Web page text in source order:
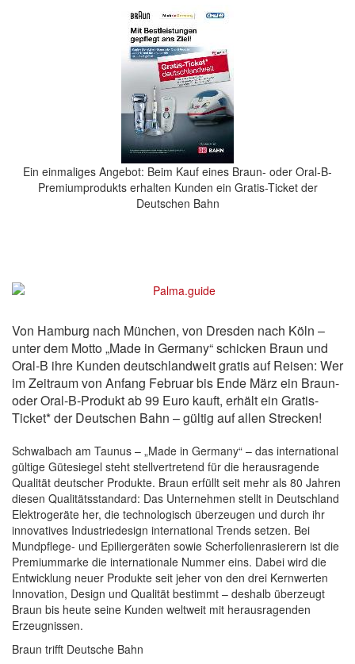
Ein einmaliges Angebot: Beim Kauf eines Braun- oder Oral-B-
Premiumprodukts erhalten Kunden ein Gratis-Ticket der
Deutschen Bahn
Von Hamburg nach München, von Dresden nach Köln –
unter dem Motto „Made in Germany“ schicken Braun und
Oral-B ihre Kunden deutschlandweit gratis auf Reisen: Wer
im Zeitraum von Anfang Februar bis Ende März ein Braun-
oder Oral-B-Produkt ab 99 Euro kauft, erhält ein Gratis-
Ticket* der Deutschen Bahn – gültig auf allen Strecken!
Schwalbach am Taunus – „Made in Germany“ – das international
gültige Gütesiegel steht stellvertretend für die herausragende
Qualität deutscher Produkte. Braun erfüllt seit mehr als 80 Jahren
diesen Qualitätsstandard: Das Unternehmen stellt in Deutschland
Elektrogeräte her, die technologisch überzeugen und durch ihr
innovatives Industriedesign international Trends setzen. Bei
Mundpflege- und Epiliergeräten sowie Scherfolienrasierern ist die
Premiummarke die internationale Nummer eins. Dabei wird die
Entwicklung neuer Produkte seit jeher von den drei Kernwerten
Innovation, Design und Qualität bestimmt – deshalb überzeugt
Braun bis heute seine Kunden weltweit mit herausragenden
Erzeugnissen.
Braun trifft Deutsche Bahn